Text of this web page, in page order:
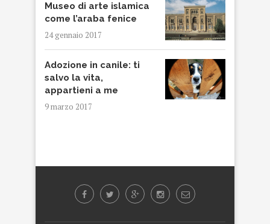
Museo di arte islamica
come l’araba fenice
24 gennaio 2017
Adozione in canile: ti
salvo la vita,
appartieni a me
9 marzo 2017